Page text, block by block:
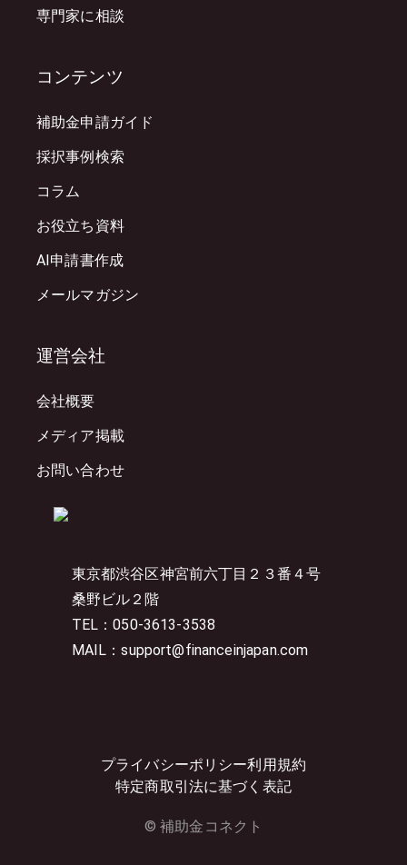
東京都渋谷区神宮前六丁目２３番４号
桑野ビル２階
TEL：050-3613-3538
MAIL：support@financeinjapan.com
プライバシーポリシー利用規約
特定商取引法に基づく表記
© 補助金コネクト
専門家に相談
コンテンツ
補助金申請ガイド
採択事例検索
コラム
お役立ち資料
AI申請書作成
メールマガジン
運営会社
会社概要
メディア掲載
お問い合わせ